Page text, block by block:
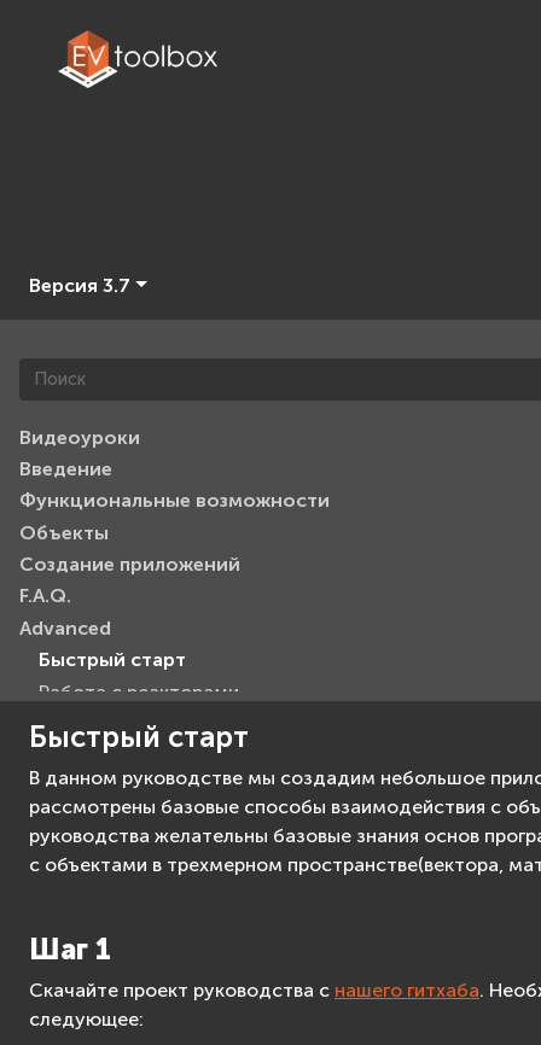
Версия 3.7
Видеоуроки
Введение
Функциональные возможности
Объекты
Создание приложений
F.A.Q.
Advanced
Быстрый старт
Работа с реакторами
Работа с ресурсами
Введение в язык Lua
Трекинг плоскостей
PBR-материалы
Flutter
Быстрый старт
В данном руководстве мы создадим небольшое
рассмотрены базовые способы взаимодействия с
руководства желательны базовые знания основ
с объектами в трехмерном пространстве(вектора,
Шаг 1
Скачайте проект руководства с нашего гитхаба.
следующее: